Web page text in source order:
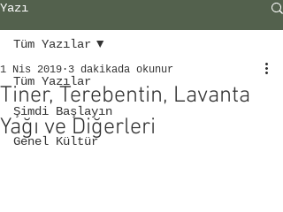
Yazı
Tüm Yazılar
Şimdi Başlayın
Genel Kültür
Tüm Yazılar
Tiner, Terebentin, Lavanta
Yağı ve Diğerleri
1 Nis 2019 3 dakikada okunur